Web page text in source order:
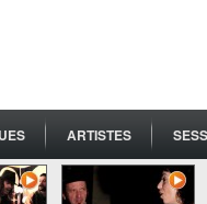
ARTISTES